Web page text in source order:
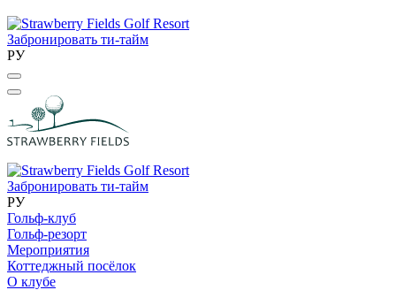
Забронировать ти-тайм
РУ
Забронировать ти-тайм
РУ
Гольф-клуб
Гольф-резорт
Мероприятия
Коттеджный посёлок
О клубе